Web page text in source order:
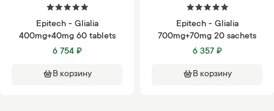
Epitech - Glialia
400mg+40mg 60 tablets
6 754 ₽
В корзину
Epitech - Glialia
700mg+70mg 20 sachets
6 357 ₽
В корзину